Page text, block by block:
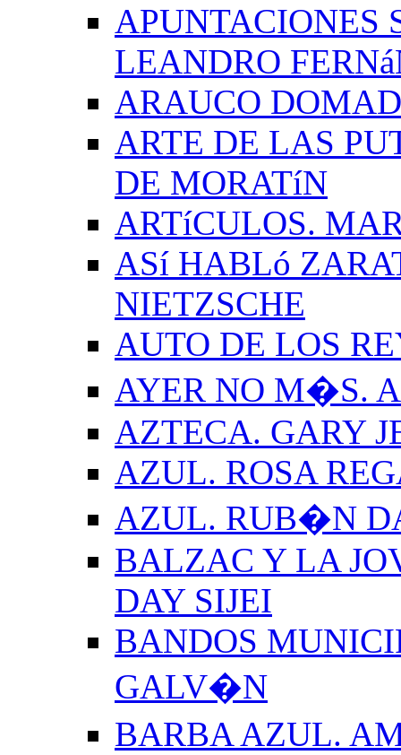
APUNTACIONES
LEANDRO
ARAUCO
ARTE DE LAS
DE MORATíN
ARTíCULOS.
ASí HABLó
NIETZSCHE
AUTO DE LOS
AYER NO M�S.
AZTECA. GARY
AZUL. ROSA
AZUL. RUB�N
BALZAC Y LA
DAY SIJEI
BANDOS
GALV�N
BARBA AZUL.